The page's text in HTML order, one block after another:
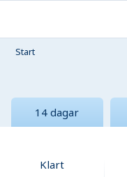
Start
14 dagar
Klart